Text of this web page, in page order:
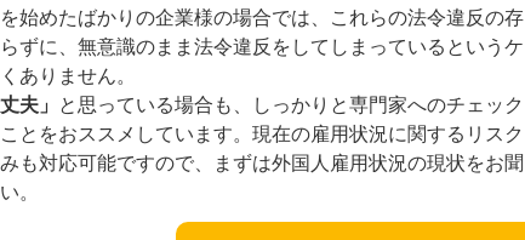
始めたばかりの企業様の場合では、これらの法令違反の存
ずに、無意識のまま法令違反をしてしまっているというケ
ありません。
夫」
と思っている場合も、しっかりと専門家へのチェック
とをおススメしています。現在の雇用状況に関するリスク
も対応可能ですので、まずは外国人雇用状況の現状をお聞
。